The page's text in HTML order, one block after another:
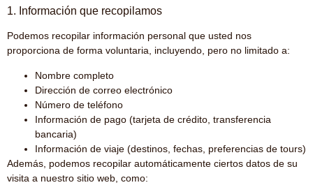
1. Información que recopilamos
Podemos recopilar información personal que usted nos
proporciona de forma voluntaria, incluyendo, pero no limitado a:
Nombre completo
Dirección de correo electrónico
Número de teléfono
Información de pago (tarjeta de crédito, transferencia
bancaria)
Información de viaje (destinos, fechas, preferencias de tours)
Además, podemos recopilar automáticamente ciertos datos de su
visita a nuestro sitio web, como: